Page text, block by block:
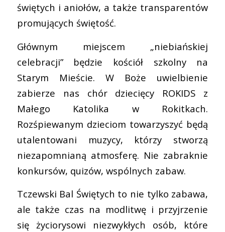
świętych i aniołów, a także transparentów
promujących świętość.
Głównym miejscem „niebiańskiej
celebracji” będzie kościół szkolny na
Starym Mieście. W Boże uwielbienie
zabierze nas chór dziecięcy ROKIDS z
Małego Katolika w Rokitkach.
Rozśpiewanym dzieciom towarzyszyć będą
utalentowani muzycy, którzy stworzą
niezapomnianą atmosferę. Nie zabraknie
konkursów, quizów, wspólnych zabaw.
Tczewski Bal Świętych to nie tylko zabawa,
ale także czas na modlitwę i przyjrzenie
się życiorysowi niezwykłych osób, które